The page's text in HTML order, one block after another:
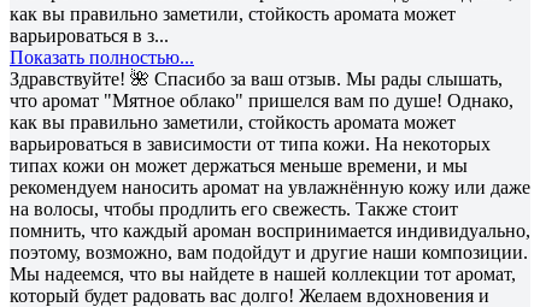
как вы правильно заметили, стойкость аромата может
варьироваться в з...
Показать полностью...
Здравствуйте! 🌺 Спасибо за ваш отзыв. Мы рады слышать,
что аромат "Мятное облако" пришелся вам по душе! Однако,
как вы правильно заметили, стойкость аромата может
варьироваться в зависимости от типа кожи. На некоторых
типах кожи он может держаться меньше времени, и мы
рекомендуем наносить аромат на увлажнённую кожу или даже
на волосы, чтобы продлить его свежесть. Также стоит
помнить, что каждый ароман воспринимается индивидуально,
поэтому, возможно, вам подойдут и другие наши композиции.
Мы надеемся, что вы найдете в нашей коллекции тот аромат,
который будет радовать вас долго! Желаем вдохновения и